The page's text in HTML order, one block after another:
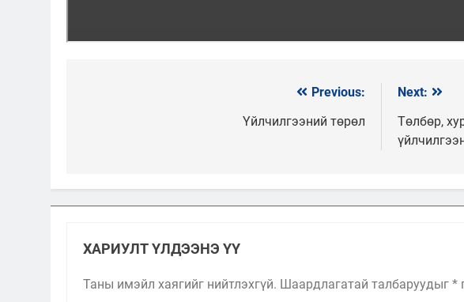
Previous:
Үйлчилгээний төрөл
Next:
Төлбөр,
ХАРИУЛТ ҮЛДЭЭНЭ ҮҮ
Таны имэйл хаягийг нийтлэхгүй. Шаардлагатай талбаруудыг *